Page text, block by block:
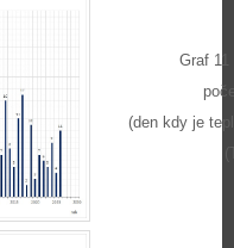
Graf 11
(den kdy je